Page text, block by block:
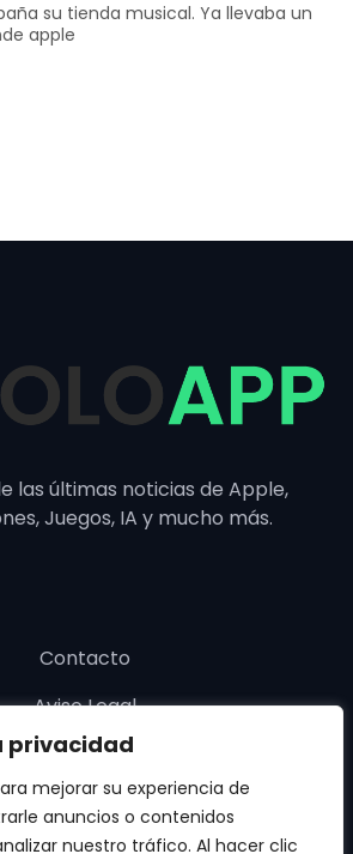
privacidad
mejorar su experiencia de
anuncios o contenidos
nuestro tráfico. Al hacer clic
su tienda musical. Ya llevaba un
apple
las últimas noticias de Apple,
Juegos, IA y mucho más.
Contacto
Aviso Legal
de cookies
de privacidad